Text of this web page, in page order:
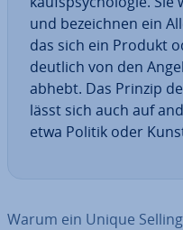
und be­zeich­nen ein
das sich ein Produkt
deutlich von den
abhebt. Das Prinzip
lässt sich auch auf
etwa Politik oder
Warum ein Unique